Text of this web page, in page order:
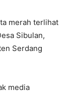
merah terlihat
Sibulan,
Serdang
media